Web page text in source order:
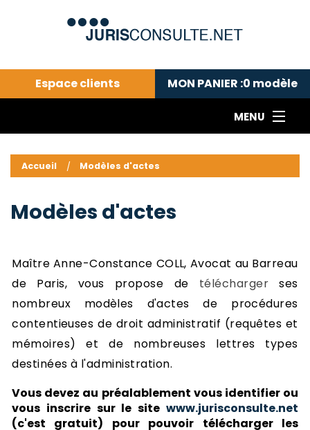
Espace clients MON PANIER :0 modèle
MENU
---Actualités du droit public---
Droit pénal---
Abonnement aux actualités
Accueil Modèles d'actes
Modèles d'actes
Maître Anne-Constance COLL, Avocat au Barreau
de Paris, vous propose de téléchargerses
nombreux modèles d'actes de procédures
contentieuses de droit administratif (requêtes et
mémoires) et de nombreuses lettres types
destinées à l'administration.
Vous devez au préalablement vous identifier ou
vous inscrire sur le site www.jurisconsulte.net
(c'est gratuit) pour pouvoir télécharger les